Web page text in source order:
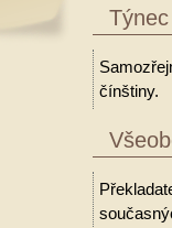
Týnec
čínštiny.